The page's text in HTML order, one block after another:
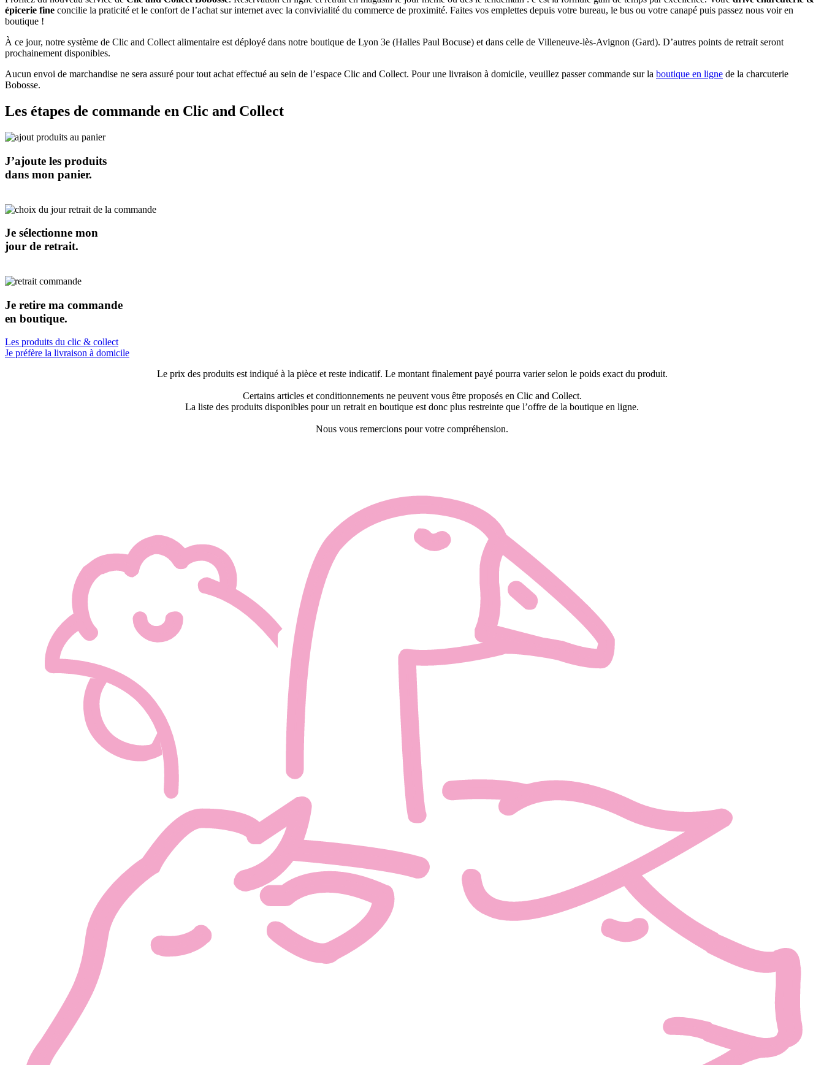
épicerie fine concilie la praticité et le confort de l’achat sur internet avec la convivialité du commerce de proximité. Faites vos emplettes depuis votre bureau, le bus ou votre canapé puis passez nous voir en
boutique !
À ce jour, notre système de Clic and Collect alimentaire est déployé dans notre boutique de Lyon 3e (Halles Paul Bocuse) et dans celle de Villeneuve-lès-Avignon (Gard). D’autres points de retrait seront
prochainement disponibles.
Aucun envoi de marchandise ne sera assuré pour tout achat effectué au sein de l’espace Clic and Collect. Pour une livraison à domicile, veuillez passer commande sur la boutique en ligne de la charcuterie
Bobosse.
Les étapes de commande en Clic and Collect
J’ajoute les produits
dans mon panier.
Je sélectionne mon
jour de retrait.
Je retire ma commande
en boutique.
Les produits du clic & collect
Je préfère la livraison à domicile
Le prix des produits est indiqué à la pièce et reste indicatif. Le montant finalement payé pourra varier selon le poids exact du produit.
Certains articles et conditionnements ne peuvent vous être proposés en Clic and Collect.
La liste des produits disponibles pour un retrait en boutique est donc plus restreinte que l’offre de la boutique en ligne.
Nous vous remercions pour votre compréhension.